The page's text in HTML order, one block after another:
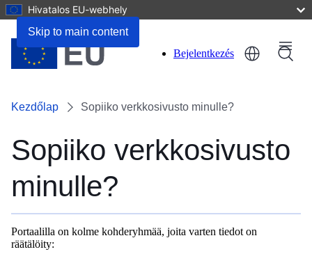
Skip to main content
Hivatalos EU-webhely
account
Bejelentkezés Menu
Kezdőlap Sopiiko verkkosivusto minulle?
Sopiiko verkkosivusto
minulle?
Portaalilla on kolme kohderyhmää, joita varten tiedot on
räätälöity: